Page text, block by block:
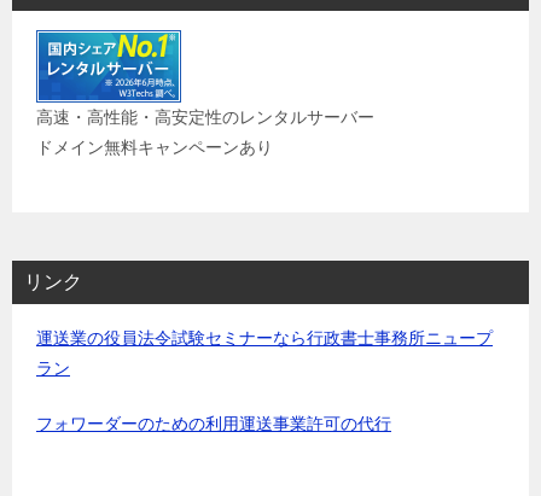
高速・高性能・高安定性のレンタルサーバー
ドメイン無料キャンペーンあり
リンク
運送業の役員法令試験セミナーなら行政書士事務所ニュープ
ラン
フォワーダーのための利用運送事業許可の代行